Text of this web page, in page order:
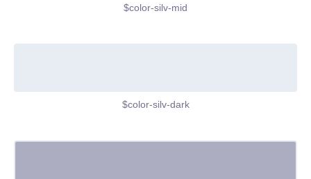
$color-silv-mid
$color-silv-dark